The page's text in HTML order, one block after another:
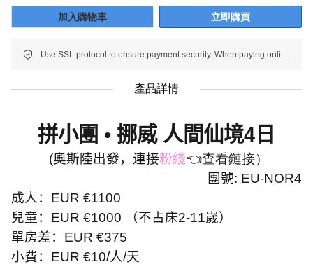
加入購物車 立即購買
Use SSL protocol to ensure payment security. When paying online, your payment information is protected.
產品詳情
拼小團 • 挪威 人間仙境4 日
(奧斯陸出發，連接粉綫👈查看鏈接）
團號: EU-NOR4
成人： EUR €1100
兒童： EUR €1000 （不占床2-11嵗）
單房差： EUR €375
小費： EUR €10/人/天